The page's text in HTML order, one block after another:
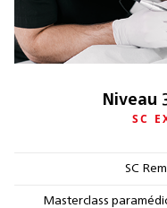
Niveau
SC
SC
Masterclass